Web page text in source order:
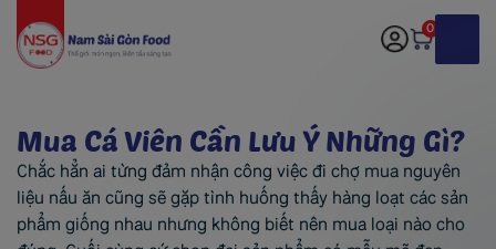
0
Mua Cá Viên Cần Lưu Ý Những Gì?
Chắc hẳn ai từng đảm nhận công việc đi chợ mua nguyên
liệu nấu ăn cũng sẽ gặp tình huống thấy hàng loạt các sản
phẩm giống nhau nhưng không biết nên mua loại nào cho